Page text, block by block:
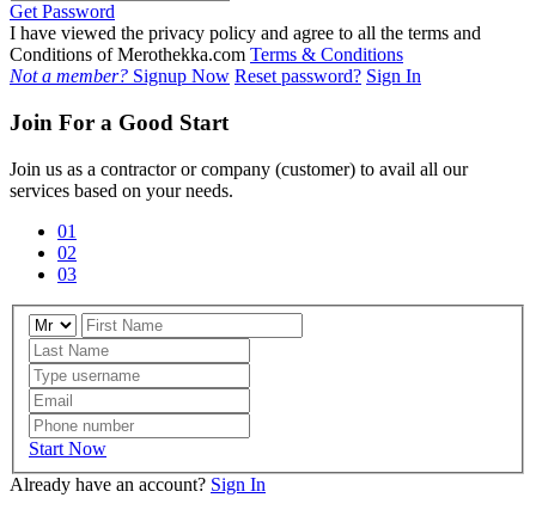
Get Password
I have viewed the privacy policy and agree to all the terms and
Conditions of Merothekka.com Terms & Conditions
Not a member? Signup Now Reset password? Sign In
Join For a Good Start
Join us as a contractor or company (customer) to avail all our
services based on your needs.
01
02
03
Start Now
Already have an account? Sign In